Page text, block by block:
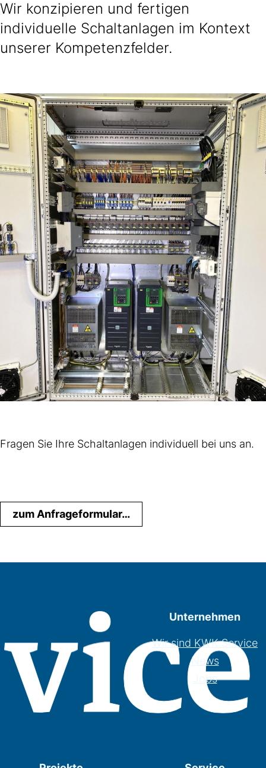
Wir konzipieren und fertigen
individuelle Schaltanlagen im Kontext
unserer Kompetenzfelder.
Fragen Sie Ihre Schaltanlagen individuell bei uns an.
zum Anfrageformular…
Unternehmen
Wir sind KWK Service
News
Jobs